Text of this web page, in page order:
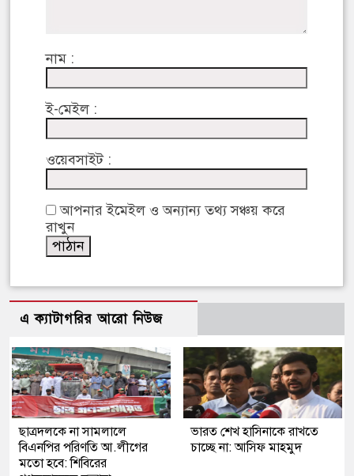
নাম :
ই-মেইল :
ওয়েবসাইট :
আপনার ইমেইল ও অন্যান্য তথ্য সঞ্চয় করে
রাখুন
এ ক্যাটাগরির আরো নিউজ
ছাত্রদলকে না সামলালে
বিএনপির পরিণতি আ.লীগের
মতো হবে: শিবিরের
ভারত শেখ হাসিনাকে রাখতে
চাচ্ছে না: আসিফ মাহমুদ